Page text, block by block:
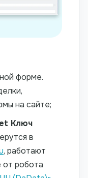
форме.
на сайте;
Ключ
в
, работают
от робота